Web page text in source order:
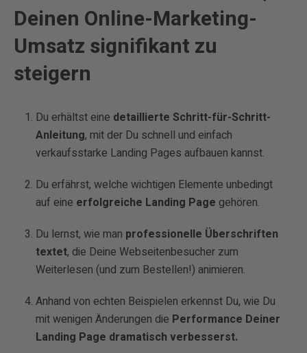
Deinen Online-Marketing-
Umsatz signifikant zu
steigern
Du erhältst eine detaillierte Schritt-für-Schritt-
Anleitung, mit der Du schnell und einfach
verkaufsstarke Landing Pages aufbauen kannst.
Du erfährst, welche wichtigen Elemente unbedingt
auf eine erfolgreiche Landing Page gehören.
Du lernst, wie man professionelle Überschriften
textet, die Deine Webseitenbesucher zum
Weiterlesen (und zum Bestellen!) animieren.
Anhand von echten Beispielen erkennst Du, wie Du
mit wenigen Änderungen die Performance Deiner
Landing Page dramatisch verbesserst.